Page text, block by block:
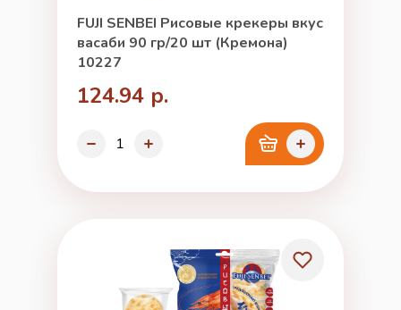
FUJI SENBEI Рисовые крекеры вкус
васаби 90 гр/20 шт (Кремона)
10227
124.94 р.